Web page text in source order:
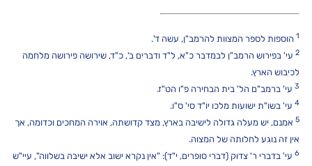
1 הוספות לספר המצוות להרמב"ן, עשה ד'.
2עי' בפירוש הרמב"ן לבמדבר כ"א, ל"ד ודברים ב', כ"ד, שירושה פירושה מלחמה
לכיבוש הארץ.
3עי' ברמב"ם הל' בית הבחירה פ"ו הט"ז.
4עי' בשו"ת ישועות מלכו יו"ד סי' ס"ו.
5אמנם, יש מעלה גדולה לישיבה בארץ, מצד קדושתה, אוירה המחכים וכדומה, אך
אין זה נוגע לחלותה של המצוה.
6עי' בדברי ר' צדוק (דברי סופרים, י"ד): "אין נקרא ישוב אלא ישיבה בשלווה", עיי"ש